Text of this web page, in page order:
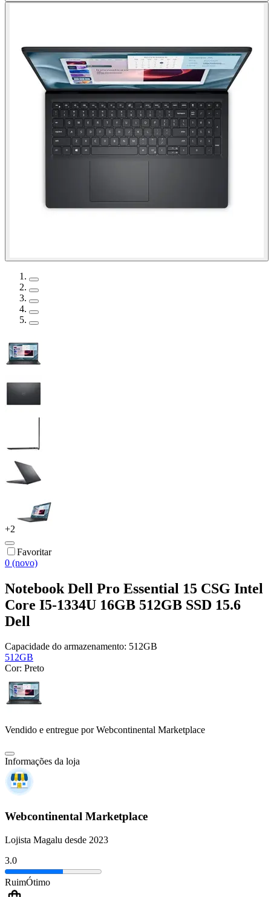
+2
Favoritar
0 (novo)
Notebook Dell Pro Essential 15 CSG Intel
Core I5-1334U 16GB 512GB SSD 15.6
Dell
Capacidade do armazenamento: 512GB
512GB
Cor: Preto
Vendido e entregue por Webcontinental Marketplace
Informações da loja
Webcontinental Marketplace
Lojista Magalu desde 2023
3.0
RuimÓtimo